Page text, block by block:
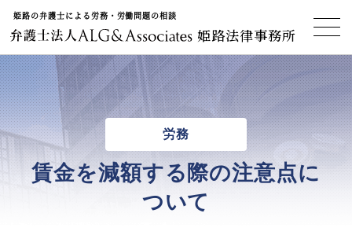
姫路の弁護士による労務・労働問題の相談
姫路法律事務所
労務
賃金を減額する際の注意点に
ついて